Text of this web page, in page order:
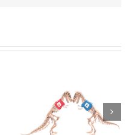
Médailles
olympiques